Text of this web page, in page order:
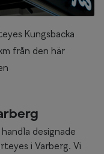
Kungsbacka
från den här
designade
i Varberg. Vi